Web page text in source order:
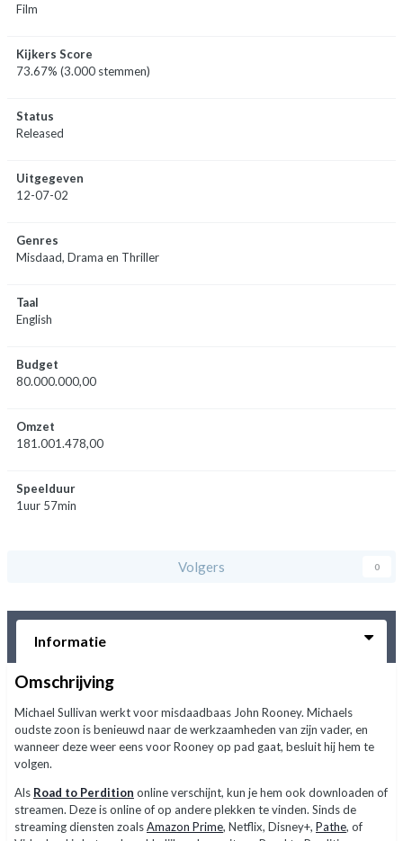
Film
Kijkers Score
73.67% (3.000 stemmen)
Status
Released
Uitgegeven
12-07-02
Genres
Misdaad, Drama en Thriller
Taal
English
Budget
80.000.000,00
Omzet
181.001.478,00
Speelduur
1uur 57min
Volgers 0
Informatie
Omschrijving
Michael Sullivan werkt voor misdaadbaas John Rooney. Michaels
oudste zoon is benieuwd naar de werkzaamheden van zijn vader, en
wanneer deze weer eens voor Rooney op pad gaat, besluit hij hem te
volgen.
Als Road to Perdition online verschijnt, kun je hem ook downloaden of
streamen. Deze is online of op andere plekken te vinden. Sinds de
streaming diensten zoalsAmazon Prime, Netflix, Disney+, Pathe, of